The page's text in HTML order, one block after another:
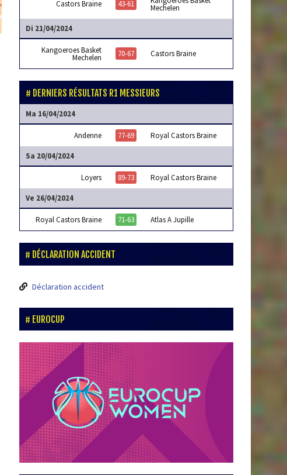
Castors Braine 43-61 Mechelen
Di 21/04/2024
Kangoeroes Basket
Mechelen 70-67 Castors Braine
DERNIERS RÉSULTATS R1 MESSIEURS
Ma 16/04/2024
Andenne 77-69 Royal Castors Braine
Sa 20/04/2024
Loyers 89-73 Royal Castors Braine
Ve 26/04/2024
Royal Castors Braine 71-63 Atlas A Jupille
DÉCLARATION ACCIDENT
Déclaration accident
EUROCUP